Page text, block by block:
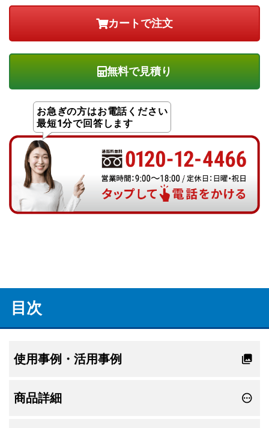
無料で見積り
お急ぎの方はお電話ください
最短1分で回答します
目次
使用事例・活用事例
商品詳細